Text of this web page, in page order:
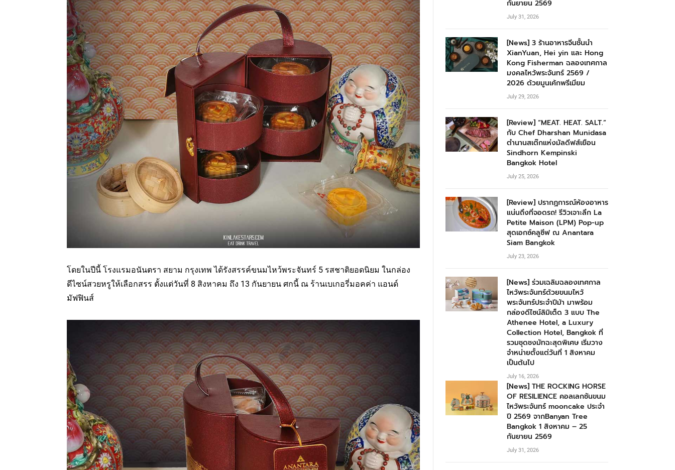
โดยในปีนี้ โรงแรมอนันตรา สยาม กรุงเทพ ได้รังสรรค์ขนมไหว้พระจันทร์ 5 รสชาติยอดนิยม ในกล่อง
ดีไซน์สวยหรูให้เลือกสรร ตั้งแต่วันที่ 8 สิงหาคม ถึง 13 กันยายน ศกนี้ ณ ร้านเบเกอรี่มอคค่า แอนด์
มัฟฟินส์
กันยายน 2569
July 31, 2026
[News] 3 ร้านอาหารจีนชั้นนำ
XianYuan, Hei yin และ Hong
Kong Fisherman ฉลองเทศกาล
มงคลไหว้พระจันทร์ 2569 /
2026 ด้วยมูนเค้กพรีเมียม
July 29, 2026
[Review] “MEAT. HEAT. SALT.”
กับ Chef Dharshan Munidasa
ตำนานสเต๊กแห่งมัลดีฟส์เยือน
Sindhorn Kempinski
Bangkok Hotel
July 25, 2026
[Review] ปรากฏการณ์ห้องอาหาร
แน่นถึงที่จอดรถ! รีวิวเจาะลึก La
Petite Maison (LPM) Pop-up
สุดเอกซ์คลูซีฟ ณ Anantara
Siam Bangkok
July 23, 2026
[News] ร่วมเฉลิมฉลองเทศกาล
ไหว้พระจันทร์ด้วยขนมไหว้
พระจันทร์ประจำปีม้า มาพร้อม
กล่องดีไซน์ลิมิเต็ด 3 แบบ The
Athenee Hotel, a Luxury
Collection Hotel, Bangkok ที่
รวมชุดชงมัทฉะสุดพิเศษ เริ่มวาง
จำหน่ายตั้งแต่วันที่ 1 สิงหาคม
เป็นต้นไป
July 16, 2026
[News] THE ROCKING HORSE
OF RESILIENCE คอลเลกชันขนม
ไหว้พระจันทร์ mooncake ประจำ
ปี 2569 จากBanyan Tree
Bangkok 1 สิงหาคม – 25
กันยายน 2569
July 31, 2026